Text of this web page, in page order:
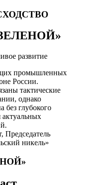
развитие
промышленных
России.
тактические
однако
без глубокого
Председатель
никель»